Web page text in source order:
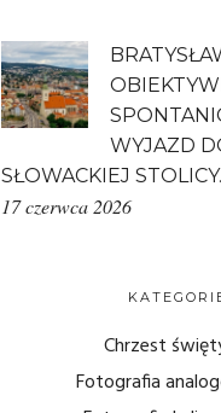
WYJAZD
SŁOWACKIEJ STOLICY.
17 czerwca 2026
Chrzest
Fotografia